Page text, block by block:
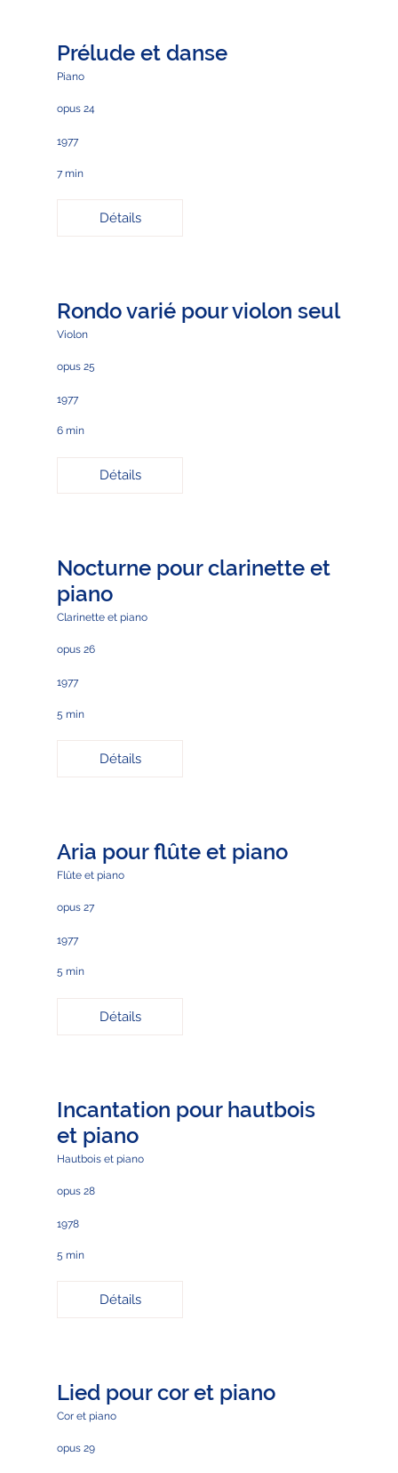
Prélude et danse
Piano
opus 24
1977
7 min
Détails
Rondo varié pour violon seul
Violon
opus 25
1977
6 min
Détails
Nocturne pour clarinette et
piano
Clarinette et piano
opus 26
1977
5 min
Détails
Aria pour flûte et piano
Flûte et piano
opus 27
1977
5 min
Détails
Incantation pour hautbois
et piano
Hautbois et piano
opus 28
1978
5 min
Détails
Lied pour cor et piano
Cor et piano
opus 29